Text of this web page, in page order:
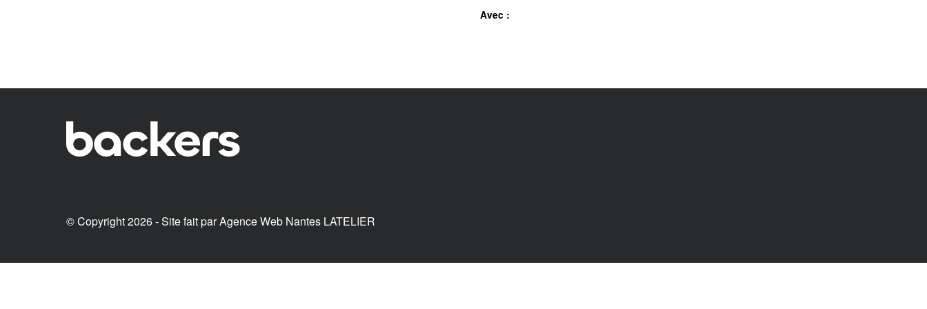
Avec :
© Copyright 2026 - Site fait parAgence Web Nantes LATELIER